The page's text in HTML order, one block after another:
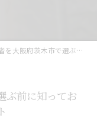
で選ぶ前に知っておきたい費用と助成金活用ポイント
ぶ前に知ってお